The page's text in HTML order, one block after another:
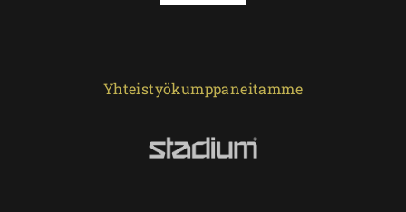
Yhteistyökumppaneitamme